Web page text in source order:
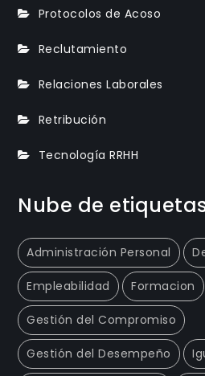
Protocolos de Acoso
Reclutamiento
Relaciones Laborales
Retribución
Tecnología RRHH
Nube de
Administración Personal
Empleabilidad Formacion
Gestión del Compromiso
Gestión del Desempeño